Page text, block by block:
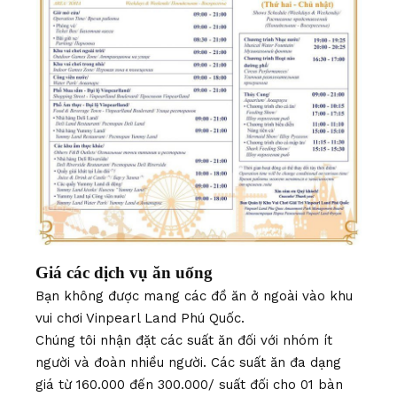
Giá các dịch vụ ăn uống
Bạn không được mang các đồ ăn ở ngoài vào khu
vui chơi Vinpearl Land Phú Quốc.
Chúng tôi nhận đặt các suất ăn đối với nhóm ít
người và đoàn nhiều người. Các suất ăn đa dạng
giá từ 160.000 đến 300.000/ suất đối cho 01 bàn